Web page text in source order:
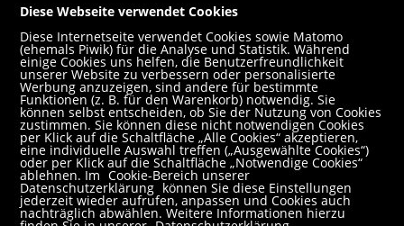
AGB
Impressum
Datenschutz- und Cookieerklärung
Freund:innen
Service
Jobs
Newsletter abonnieren
Schulbuchservice
Diese Webseite verwendet Cookies
Diese Internetseite verwendet Cookies sowie Matomo
(ehemals Piwik) für die Analyse und Statistik. Während
einige Cookies uns helfen, die Benutzerfreundlichkeit
unserer Website zu verbessern oder personalisierte
Werbung anzuzeigen, sind andere für bestimmte
Funktionen (z. B. für den Warenkorb) notwendig. Sie
können selbst entscheiden, ob Sie der Nutzung von Cookies
zustimmen. Sie können diese nicht notwendigen Cookies
per Klick auf die Schaltfläche „Alle Cookies“ akzeptieren,
eine individuelle Auswahl treffen („Ausgewählte Cookies“)
oder per Klick auf die Schaltfläche „Notwendige Cookies“
ablehnen. Im Cookie-Bereich unserer
Datenschutzerklärung können Sie diese Einstellungen
jederzeit wieder aufrufen, anpassen und Cookies auch
nachträglich abwählen. Weitere Informationen hierzu